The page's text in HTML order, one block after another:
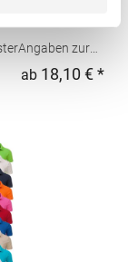
zur
E-Mail:
ab 18,10 € *